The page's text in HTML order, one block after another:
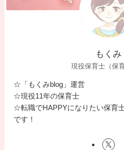
もくみ
現役保育士（保
☆「もくみblog」運営
☆現役11年の保育士
☆転職でHAPPYになりたい保育
です！